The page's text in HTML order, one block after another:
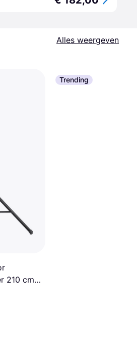
Alles weergeven
210 cm
Trending